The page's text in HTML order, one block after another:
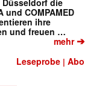
Düsseldorf die
COMPAMED
ihre
und freuen …
mehr➔
Leseprobe |Abo